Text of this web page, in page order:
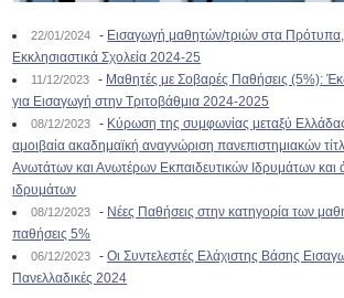
22/01/2024 - Εισαγωγή μαθητών/τριών στα Πρότυπα,
Εκκλησιαστικά Σχολεία 2024-25
11/12/2023 - Μαθητές με Σοβαρές Παθήσεις (5%):
για Εισαγωγή στην Τριτοβάθμια 2024-2025
08/12/2023 - Κύρωση της συμφωνίας μεταξύ
αμοιβαία ακαδημαϊκή αναγνώριση πανεπιστημιακών
Ανωτάτων και Ανωτέρων Εκπαιδευτικών Ιδρυμάτων και
ιδρυμάτων
08/12/2023 - Νέες Παθήσεις στην κατηγορία των
παθήσεις 5%
06/12/2023 -Οι Συντελεστές Ελάχιστης Βάσης
Πανελλαδικές 2024